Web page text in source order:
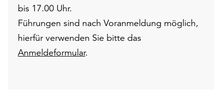
bis 17.00 Uhr.
Führungen sind nach Voranmeldung möglich,
hierfür verwenden Sie bitte das
Anmeldeformular.